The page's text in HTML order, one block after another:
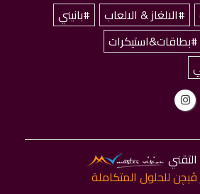
#الالغاز & الالعاب
#بانيني
#بطاقات&استيكرات
للحلول المتكاملة